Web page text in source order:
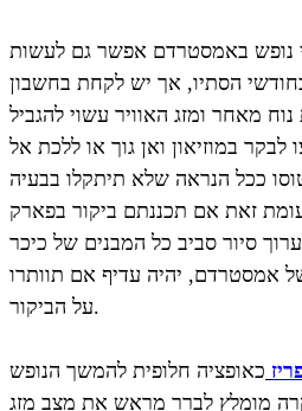
נופש באמסטרדם אפשר גם לעשות
הסתיו, אך יש לקחת בחשבון
מאחר ומזג האוויר עשוי להגביל
במוזיאון ואן גוך או ללכת אל
ככל הנראה שלא תיתקלו בבעיה
זאת אם תכננתם ביקור בפארק
סיור סביב כל המבנים של כיכר
אמסטרדם, יהיה עדיף אם תוותרו
על הביקור.
כאופציה חלופית להמשך הנופש
מומלץ לברר מראש את מצב מזג